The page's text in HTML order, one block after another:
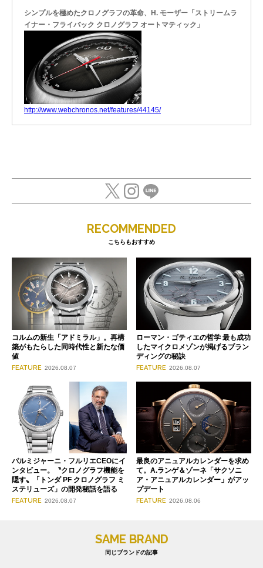
シンプルを極めたクロノグラフの革命、H. モーザー「ストリームラ
イナー・フライバック クロノグラフ オートマティック」
http://www.webchronos.net/features/44145/
RECOMMENDED
こちらもおすすめ
コルムの新生「アドミラル」。再構
築がもたらした同時代性と新たな価
値
FEATURE 2026.08.07
ローマン・ゴティエの哲学 最も成功
したマイクロメゾンが掲げるブラン
ディングの秘訣
FEATURE 2026.08.07
パルミジャーニ・フルリエCEOにイ
ンタビュー。〝クロノグラフ機能を
隠す〟「トンダ PF クロノグラフ ミ
ステリューズ」の開発秘話を語る
FEATURE 2026.08.07
最良のアニュアルカレンダーを求め
て。A.ランゲ＆ゾーネ「サクソニ
ア・アニュアルカレンダー」がアッ
プデート
FEATURE 2026.08.06
SAME BRAND
同じブランドの記事